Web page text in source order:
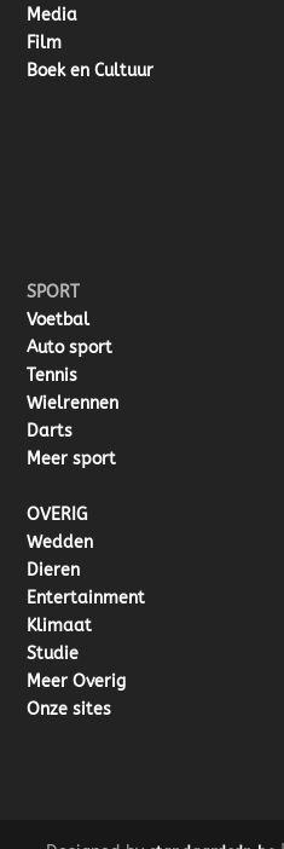
Media
Film
Boek en Cultuur
SPORT
Voetbal
Auto sport
Tennis
Wielrennen
Darts
Meer sport
OVERIG
Wedden
Dieren
Entertainment
Klimaat
Studie
Meer Overig
Onze sites